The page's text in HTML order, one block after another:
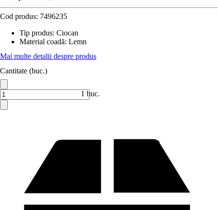
Cod produs: 7496235
Tip produs: Ciocan
Material coadă: Lemn
Mai multe detalii despre produs
Cantitate (buc.)
1 buc.